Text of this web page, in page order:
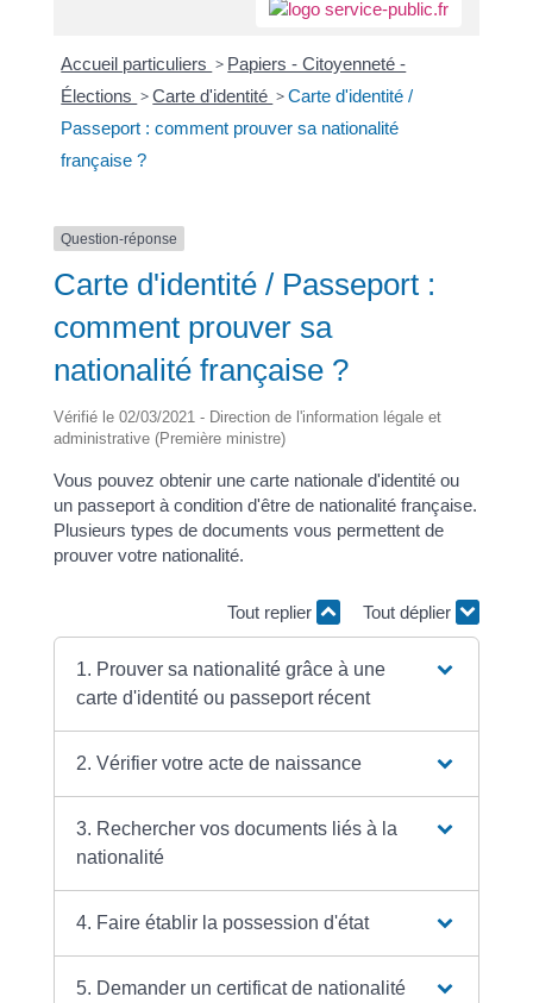
Accueil particuliers > Papiers - Citoyenneté -
Élections >Carte d'identité >Carte d'identité /
Passeport : comment prouver sa nationalité
française ?
Question-réponse
Carte d'identité / Passeport :
comment prouver sa
nationalité française ?
Vérifié le 02/03/2021 - Direction de l'information légale et
administrative (Première ministre)
Vous pouvez obtenir une carte nationale d'identité ou
un passeport à condition d'être de nationalité française.
Plusieurs types de documents vous permettent de
prouver votre nationalité.
Tout replier Tout déplier
1. Prouver sa nationalité grâce à une
carte d'identité ou passeport récent
2. Vérifier votre acte de naissance
3. Rechercher vos documents liés à la
nationalité
4. Faire établir la possession d'état
5. Demander un certificat de nationalité